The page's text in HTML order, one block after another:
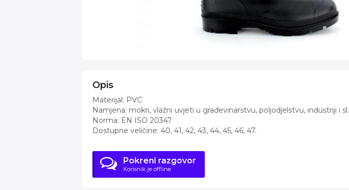
Opis
Materijal: PVC
Namjena: mokri, vlažni uvjeti u građevinarstvu, poljodjelstvu, industriji i sl.
Norma: EN ISO 20347
Dostupne veličine: 40, 41, 42, 43, 44, 45, 46, 47.
Pokreni razgovor
Korisnik je offline